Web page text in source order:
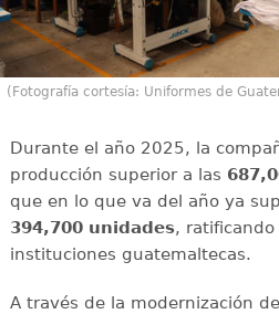
(Fotografía cortesía: Uniformes de
Durante el año 2025, la
producción superior a las
que en lo que va del año ya
394,700 unidades, ratificando
instituciones guatemaltecas.
A través de la modernización